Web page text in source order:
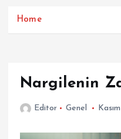
Home
Nargilenin
Editor Genel